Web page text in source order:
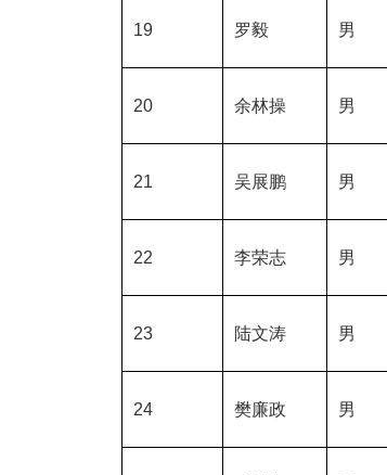
19 罗毅 男
20 余林操 男
21 吴展鹏 男
22 李荣志 男
23 陆文涛 男
24 樊廉政 男